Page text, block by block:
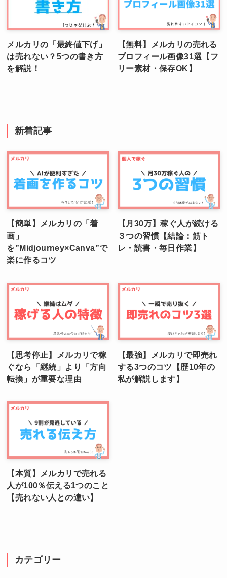
メルカリの「最終値下げ」
は売れない？5つの書き方
を解説！
【無料】メルカリの売れる
プロフィール画像31選【フ
リー素材・保存OK】
新着記事
【簡単】メルカリの「着
画」
を”Midjourney×Canva”で
楽に作るコツ
【月30万】稼ぐ人が続ける
３つの習慣【結論：筋ト
レ・読書・毎日作業】
【思考停止】メルカリで稼
ぐなら「継続」より「方向
転換」が重要な理由
【最強】メルカリで即売れ
する3つのコツ【歴10年の
私が解説します】
【本質】メルカリで売れる
人が100％伝える1つのこと
【売れない人との違い】
カテゴリー